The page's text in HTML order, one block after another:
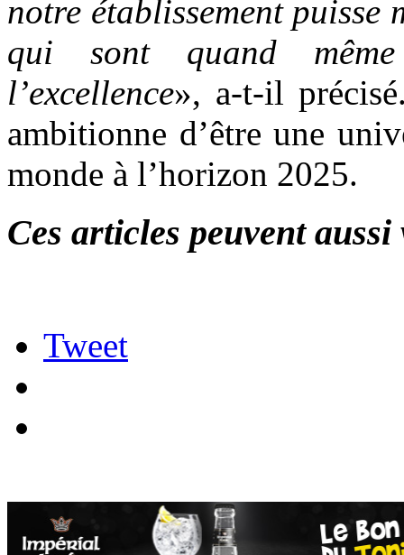
notre établissement puisse
qui sont quand même
l’excellence», a-t-il
ambitionne d’être une
monde à l’horizon 2025.
Ces articles peuvent
Tweet